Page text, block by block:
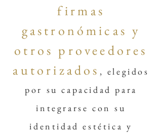
firmas
gastronómicas y
otros proveedores
autorizados , elegidos
por su capacidad para
integrarse con su
identidad estética y